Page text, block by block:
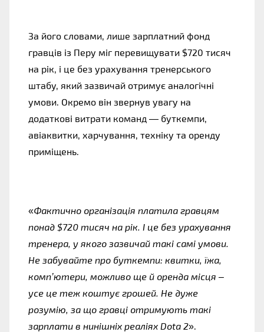
За його словами, лише зарплатний фонд
гравців із Перу міг перевищувати $720 тисяч
на рік, і це без урахування тренерського
штабу, який зазвичай отримує аналогічні
умови. Окремо він звернув увагу на
додаткові витрати команд — буткемпи,
авіаквитки, харчування, техніку та оренду
приміщень.
«Фактично організація платила гравцям
понад $720 тисяч на рік. І це без урахування
тренера, у якого зазвичай такі самі умови.
Не забувайте про буткемпи: квитки, їжа,
комп’ютери, можливо ще й оренда місця –
усе це теж коштує грошей. Не дуже
розумію, за що гравці отримують такі
зарплати в нинішніх реаліях Dota 2».